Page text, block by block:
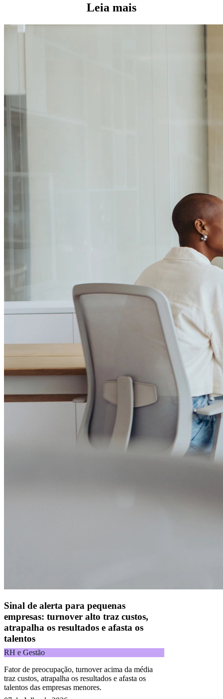
Leia mais
Sinal de alerta para pequenas
empresas: turnover alto traz custos,
atrapalha os resultados e afasta os
talentos
RH e Gestão
Fator de preocupação, turnover acima da média
traz custos, atrapalha os resultados e afasta os
talentos das empresas menores.
Canal de Ética
Código Corporativo de Conduta Ética
Compromisso com o Meio Ambiente
Educação Financeira
Política de Prevenção à Lavagem de Dinheiro
Política de Privacidade
Política de Segurança da Informação
Regulamento do Arranjo PAT
Soluções
Gestão de VT
Soluções de Pagamentos